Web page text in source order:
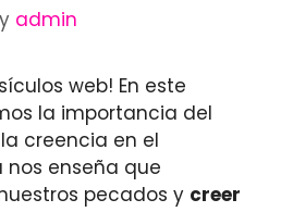
admin
web! En este
la importancia del
creencia en el
nos enseña que
pecados y creer